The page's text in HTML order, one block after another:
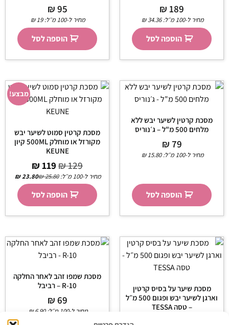
₪189
מחיר ל-100 מ״ל: ₪34.36
הוספה לסל
₪95
מחיר ל-100 מ״ל: ₪19
הוספה לסל
מסכת קרטין לשיער יבש ללא
מלחים 500 מ"ל – ג׳נוריס
₪79
מחיר ל-100 מ״ל: ₪15.80
הוספה לסל
מבצע!
מסכת קרטין סמוט לשיער יבש
מקורזל או מוחלק 500ML קיון
KEUNE
₪129
₪119
מחיר ל-100 מ״ל: ₪25.80
₪23.80
הוספה לסל
מסכת שיער על בסיס קרטין
וארגן לשיער יבש ופגום 500 מ״ל
– טסה TESSA
מסכת שמפו זהב לאחר החלקה
R-10 – רביבל
₪69
מחיר ל-100 מ״ל: ₪6.90